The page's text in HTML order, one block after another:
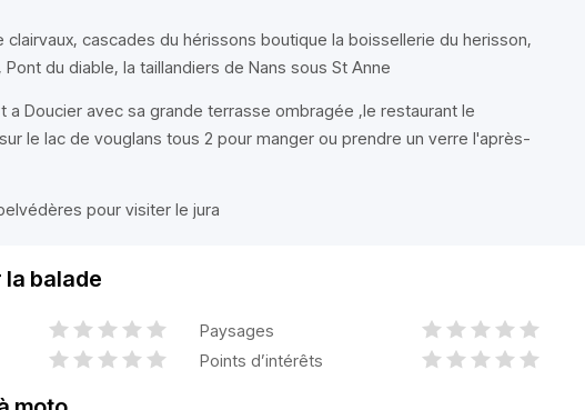
clairvaux, cascades du hérissons boutique la boissellerie du herisson,
Pont du diable, la taillandiers de Nans sous St Anne
a Doucier avec sa grande terrasse ombragée ,le restaurant le
le lac de vouglans tous 2 pour manger ou prendre un verre l'après-
pour visiter le jura
la balade
Paysages
Points d’intérêts